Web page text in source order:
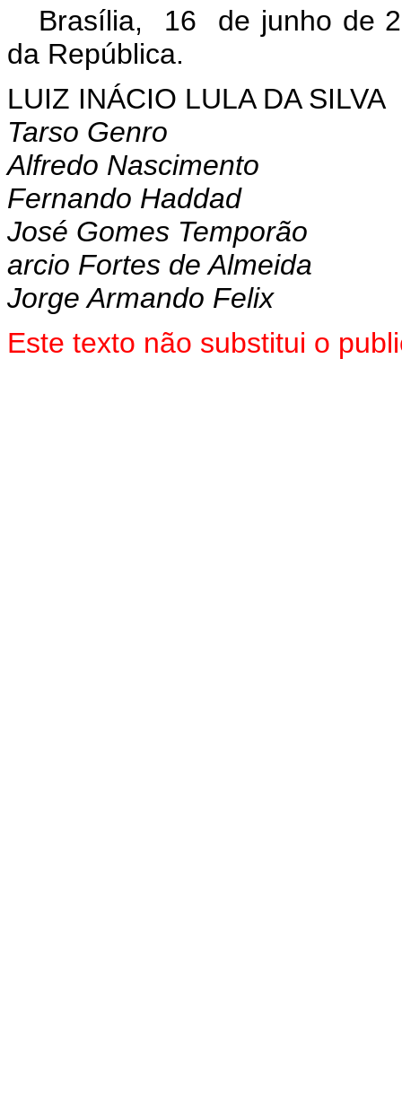
Brasília, 16 de junho de
da República.
LUIZ INÁCIO LULA DA SILVA
Tarso Genro
Alfredo Nascimento
Fernando Haddad
José Gomes Temporão
arcio Fortes de Almeida
Jorge Armando Felix
Este texto não substitui o